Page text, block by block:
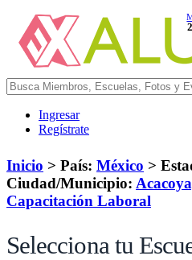
Ingresar
Regístrate
Inicio > País: México >
Ciudad/Municipio:
Capacitación Laboral
Selecciona tu